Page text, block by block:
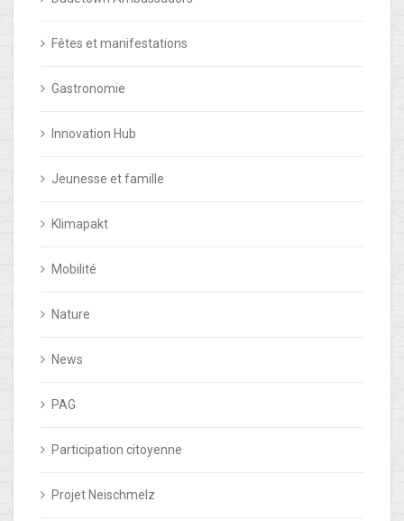
Fêtes et manifestations
Gastronomie
Innovation Hub
Jeunesse et famille
Klimapakt
Mobilité
Nature
News
PAG
Participation citoyenne
Projet Neischmelz